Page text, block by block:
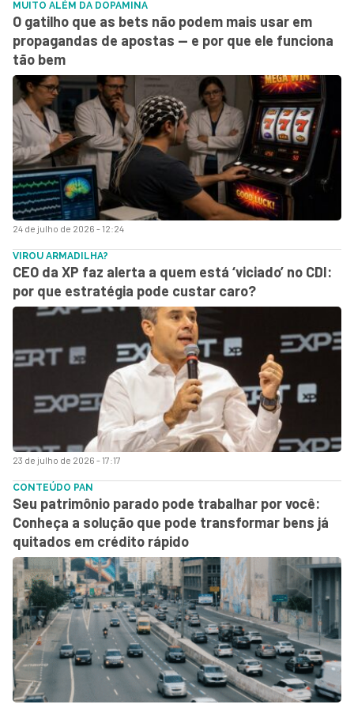
24 de julho de 2026 - 12:24
MUITO ALÉM DA DOPAMINA
O gatilho que as bets não podem mais usar em
propagandas de apostas — e por que ele funciona
tão bem
23 de julho de 2026 - 17:17
VIROU ARMADILHA?
CEO da XP faz alerta a quem está ‘viciado’ no CDI:
por que estratégia pode custar caro?
CONTEÚDO PAN
Seu patrimônio parado pode trabalhar por você:
Conheça a solução que pode transformar bens já
quitados em crédito rápido